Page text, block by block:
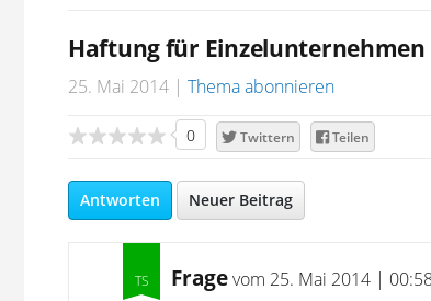
Haftung für Einzelunternehmen
25. Mai 2014 Thema abonnieren
0 Twittern Teilen
Antworten Neuer Beitrag
Fragevom 25. Mai 2014 |